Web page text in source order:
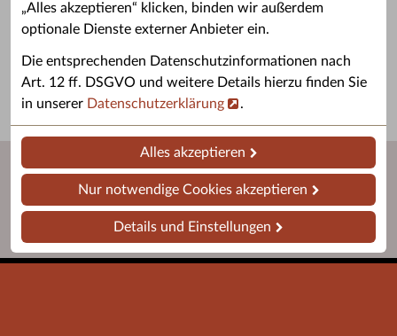
„Alles akzeptieren“ klicken, binden wir außerdem
optionale Dienste externer Anbieter ein.
Die entsprechenden Datenschutzinformationen nach
Art. 12 ff. DSGVO und weitere Details hierzu finden Sie
in unserer Datenschutzerklärung .
Alles akzeptieren
Nur notwendige Cookies akzeptieren
Details und Einstellungen
Grußwort des OB